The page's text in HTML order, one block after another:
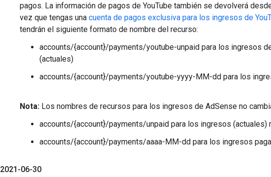
pagos. La información de pagos de YouTube también se devolverá
vez que tengas una cuenta de pagos exclusiva para los ingresos de
tendrán el siguiente formato de nombre del recurso:
accounts/{account}/payments/youtube-unpaid para los ingresos
(actuales)
accounts/{account}/payments/youtube-yyyy-MM-dd para los
Nota: Los nombres de recursos para los ingresos de AdSense no
accounts/{account}/payments/unpaid para los ingresos (actuales)
accounts/{account}/payments/aaaa-MM-dd para los ingresos
2021-06-30